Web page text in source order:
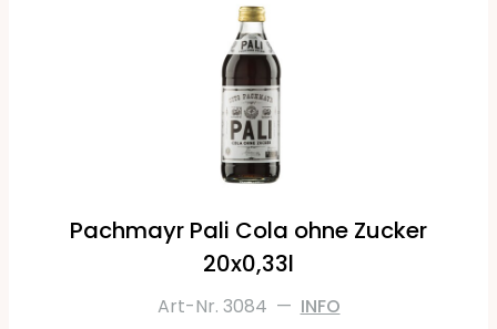
Pachmayr Pali Cola ohne Zucker
20x0,33l
Art-Nr. 3084 — INFO